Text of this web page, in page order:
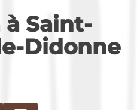
à Saint-
Didonne